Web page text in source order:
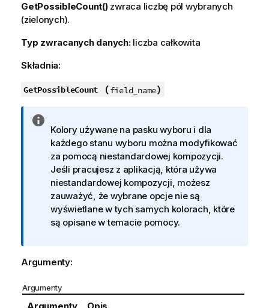
GetPossibleCount()zwraca liczbę pól wybranych
(zielonych).
Typ zwracanych danych: liczba całkowita
Składnia:
GetPossibleCount (field_name)
n
f
o
r
m
a
c
j
Kolory używane na pasku wyboru i dla
każdego stanu wyboru można modyfikować
za pomocą niestandardowej kompozycji.
Jeśli pracujesz z aplikacją, która używa
niestandardowej kompozycji, możesz
zauważyć, że wybrane opcje nie są
wyświetlane w tych samych kolorach, które
są opisane w temacie pomocy.
Argumenty:
Argumenty